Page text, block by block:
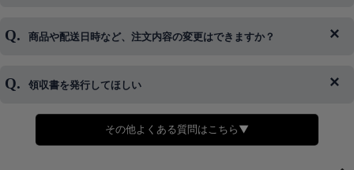
※発送後、発送準備が完了しお手続きが間に合わない場合は変更、
◆代金引換・クレジットカード・携帯キャリア決済・おねだり決
商品や配送日時など、注文内容の変更はできますか？
◆商品発送前の変更は承っております。
さい。
領収書を発行してほしい
◆領収書はご希望頂いた場合のみ発行しております。
その他よくある質問はこちら▼